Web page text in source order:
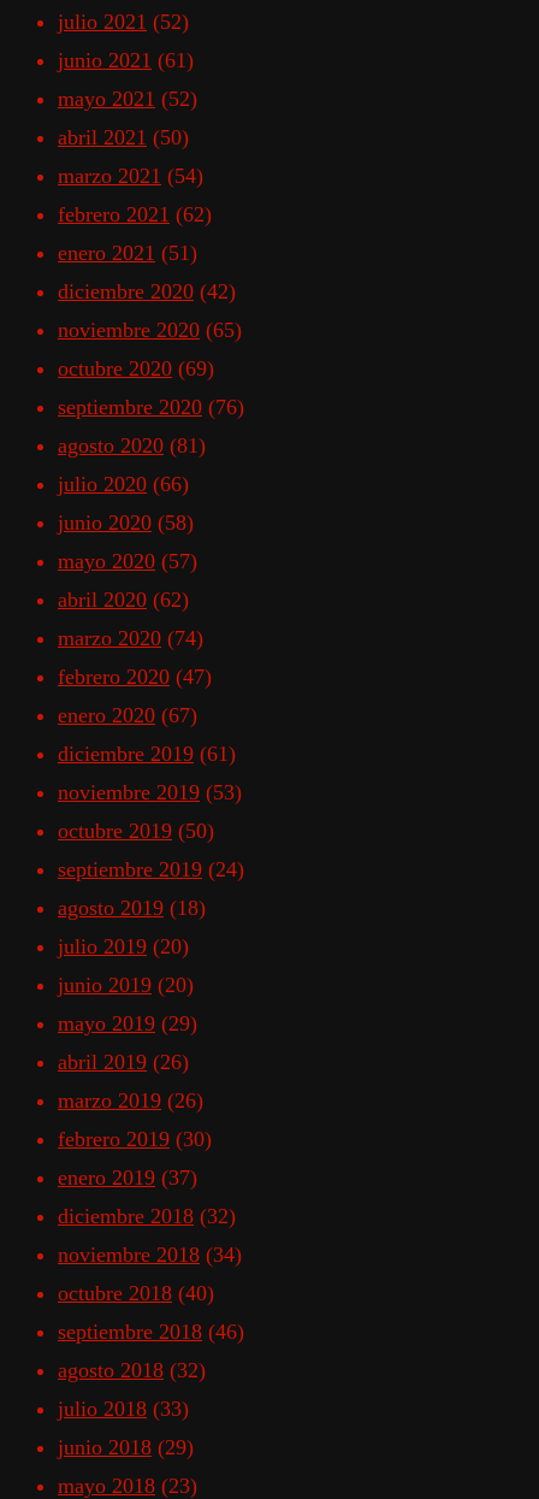
julio 2021 (52)
junio 2021 (61)
mayo 2021 (52)
abril 2021 (50)
marzo 2021 (54)
febrero 2021 (62)
enero 2021 (51)
diciembre 2020 (42)
noviembre 2020 (65)
octubre 2020 (69)
septiembre 2020 (76)
agosto 2020 (81)
julio 2020 (66)
junio 2020 (58)
mayo 2020 (57)
abril 2020 (62)
marzo 2020 (74)
febrero 2020 (47)
enero 2020 (67)
diciembre 2019 (61)
noviembre 2019 (53)
octubre 2019 (50)
septiembre 2019 (24)
agosto 2019 (18)
julio 2019 (20)
junio 2019 (20)
mayo 2019 (29)
abril 2019 (26)
marzo 2019 (26)
febrero 2019 (30)
enero 2019 (37)
diciembre 2018 (32)
noviembre 2018 (34)
octubre 2018 (40)
septiembre 2018 (46)
agosto 2018 (32)
julio 2018 (33)
junio 2018 (29)
mayo 2018 (23)